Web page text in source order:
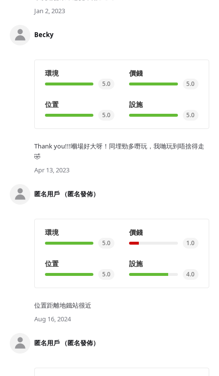
Jan 2, 2023
Becky
環境
5.0
價錢
5.0
位置
5.0
設施
5.0
Thank you!!!嗰場好大呀！同埋勁多嘢玩，我哋玩到唔捨得走
🤣
Apr 13, 2023
匿名用戶 （匿名發佈）
環境
5.0
價錢
1.0
位置
5.0
設施
4.0
位置距離地鐵站很近
Aug 16, 2024
匿名用戶 （匿名發佈）